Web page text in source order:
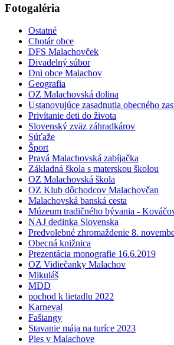
Fotogaléria
Ostatné
Chotár obce
DFS Malachovček
Divadelný súbor
Dni obce Malachov
Geografia
OZ Malachovská dolina
Ustanovujúce zasadnutia obecného
Privítanie deti do života
Slovenský zväz záhradkárov
Súťaže
Šport
Pravá Malachovská zabíjačka
Základná škola s materskou školou
OZ Malachovská škola
OZ Klub dôchodcov Malachovčan
Malachovská banská cesta
Múzeum tradičného bývania -
NAJ dedinka Slovenska
Predvolebné zhromaždenie 8.
Obecná knižnica
Prezentácia monografie 16.6.2019
OZ Vidiečanky Malachov
Mikuláš
MDD
pochod k lietadlu 2022
Karneval
Fašiangy
Stavanie mája na turíce 2023
Ples v Malachove